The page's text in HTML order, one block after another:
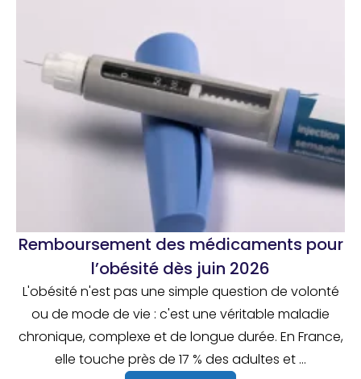
Remboursement des médicaments pour
l’obésité dès juin 2026
L'obésité n'est pas une simple question de volonté
ou de mode de vie : c'est une véritable maladie
chronique, complexe et de longue durée. En France,
elle touche près de 17 % des adultes et ...